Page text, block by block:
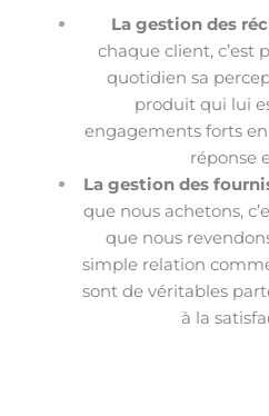
La gestion des
chaque client, c’est
quotidien sa
produit qui lui
engagements forts
réponse
La gestion des
que nous achetons,
que nous
simple relation
sont de véritables
à la